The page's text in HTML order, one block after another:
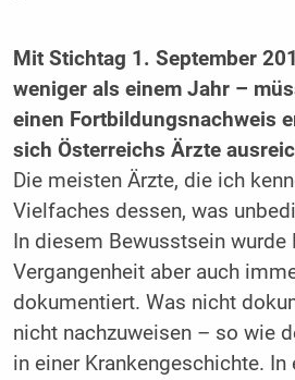
Mit Stichtag 1. September
weniger als einem Jahr –
einen Fortbildungsnachweis
sich Österreichs Ärzte
Die meisten Ärzte, die ich
Vielfaches dessen, was
In diesem Bewusstsein
Vergangenheit aber auch
dokumentiert. Was nicht
nicht nachzuweisen – so wie
in einer Krankengeschichte. In